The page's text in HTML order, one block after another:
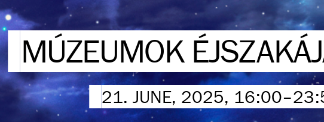
MÚZEUMOK
21. JUNE, 2025,